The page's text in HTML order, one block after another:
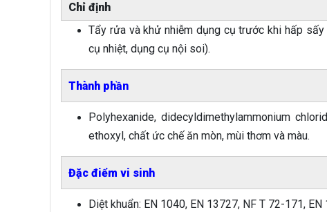
Chỉ định
Tẩy rửa và khử nhiễm dụng cụ trước khi hấp
cụ nhiệt, dụng cụ nội soi).
Thành phần
Polyhexanide, didecyldimethylammonium
ethoxyl, chất ức chế ăn mòn, mùi thơm và màu.
Đặc điểm vi sinh
Diệt khuẩn: EN 1040, EN 13727, NF T 72-171,